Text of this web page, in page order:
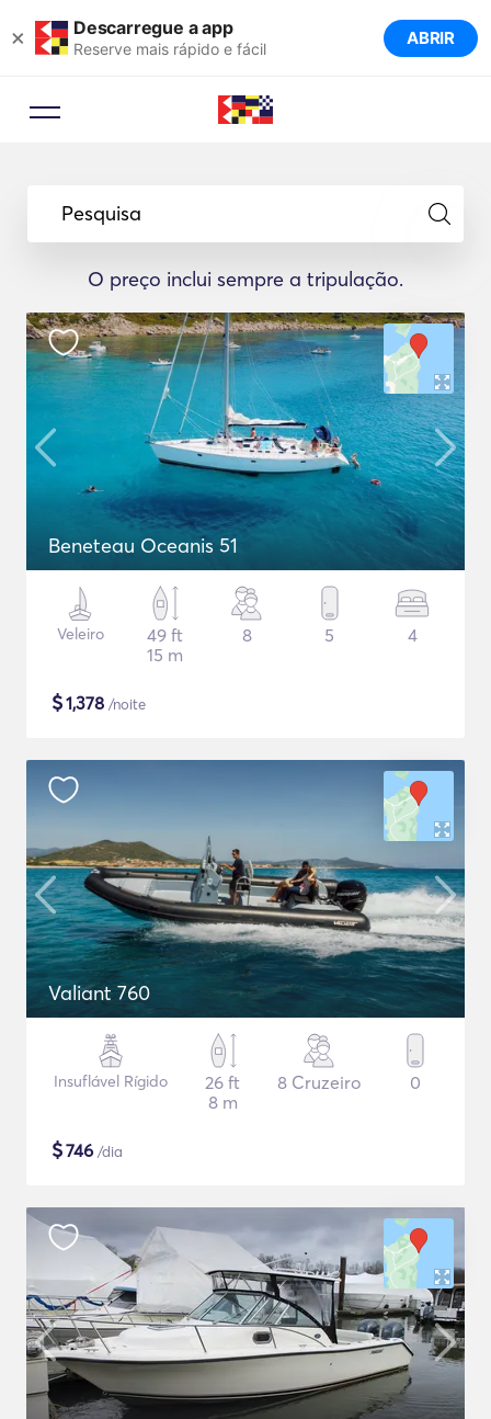
× Descarregue a app
Reserve mais rápido e fácil ABRIR
Pesquisa
O preço inclui sempre a tripulação.
Beneteau Oceanis 51
Veleiro
49 ft
15 m
8 5 4
$1,378 /noite
Valiant 760
Insuflável Rígido
26 ft
8 m
8 Cruzeiro 0
$746 /dia